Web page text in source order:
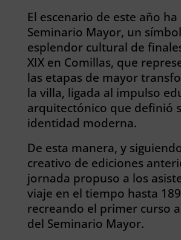
El escenario de este año ha
Seminario Mayor, un
esplendor cultural de
XIX en Comillas, que
las etapas de mayor
la villa, ligada al impulso
arquitectónico que definió
identidad moderna.
De esta manera, y
creativo de ediciones
jornada propuso a los
viaje en el tiempo hasta
recreando el primer curso
del Seminario Mayor.